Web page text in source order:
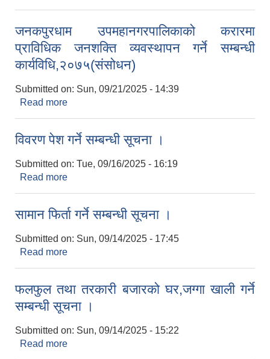
जनकपुरधाम उपमहानगरपालिकाको करारमा
प्राविधिक जनशक्ति व्यवस्थापन गर्ने सम्बन्धी
कार्यविधि,२०७५(संसोधन)
Submitted on: Sun, 09/21/2025 - 14:39
Read more
विवरण पेश गर्ने सम्बन्धी सूचना ।
Submitted on: Tue, 09/16/2025 - 16:19
Read more
सामान फिर्ता गर्ने सम्बन्धी सूचना ।
Submitted on: Sun, 09/14/2025 - 17:45
Read more
फलफुल तथा तरकारी बजारको घर,जग्गा खाली गर्ने
सम्बन्धी सूचना ।
Submitted on: Sun, 09/14/2025 - 15:22
Read more